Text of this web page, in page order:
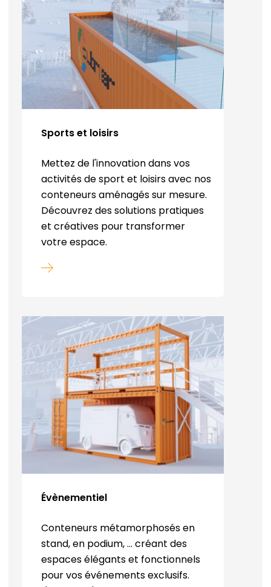
Sports et loisirs
Mettez de l'innovation dans vos
activités de sport et loisirs avec nos
conteneurs aménagés sur mesure.
Découvrez des solutions pratiques
et créatives pour transformer
votre espace.
Évènementiel
Conteneurs métamorphosés en
stand, en podium, ... créant des
espaces élégants et fonctionnels
pour vos événements exclusifs.